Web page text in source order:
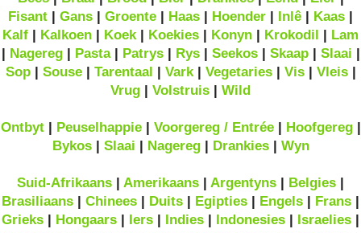
Fisant | Gans | Groente | Haas | Hoender | Inlê | Kaas |
Kalf | Kalkoen | Koek | Koekies | Konyn | Krokodil | Lam
| Nagereg| Pasta| Patrys| Rys| Seekos| Skaap| Slaai |
Sop| Souse| Tarentaal | Vark| Vegetaries| Vis| Vleis|
Vrug | Volstruis | Wild
Ontbyt| Peuselhappie| Voorgereg / Entrée| Hoofgereg|
Bykos| Slaai | Nagereg| Drankies| Wyn
Suid-Afrikaans | Amerikaans | Argentyns | Belgies |
Brasiliaans | Chinees | Duits | Egipties | Engels | Frans |
Grieks | Hongaars | Iers | Indies | Indonesies | Israelies |